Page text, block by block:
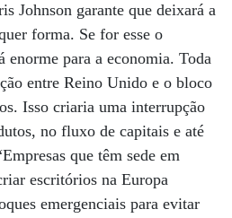
Johnson garante que deixará a
forma. Se for esse o
enorme para a economia. Toda
entre Reino Unido e o bloco
Isso criaria uma interrupção
no fluxo de capitais e até
que têm sede em
escritórios na Europa
emergenciais para evitar